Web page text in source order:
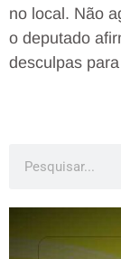
no local. Não
o deputado
desculpas